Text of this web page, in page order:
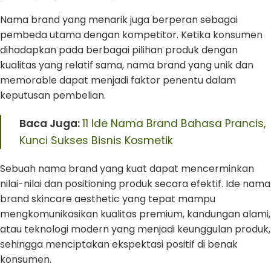
Nama brand yang menarik juga berperan sebagai
pembeda utama dengan kompetitor. Ketika konsumen
dihadapkan pada berbagai pilihan produk dengan
kualitas yang relatif sama, nama brand yang unik dan
memorable dapat menjadi faktor penentu dalam
keputusan pembelian.
Baca Juga:11 Ide Nama Brand Bahasa Prancis,
Kunci Sukses Bisnis Kosmetik
Sebuah nama brand yang kuat dapat mencerminkan
nilai-nilai dan positioning produk secara efektif. Ide nama
brand skincare aesthetic yang tepat mampu
mengkomunikasikan kualitas premium, kandungan alami,
atau teknologi modern yang menjadi keunggulan produk,
sehingga menciptakan ekspektasi positif di benak
konsumen.